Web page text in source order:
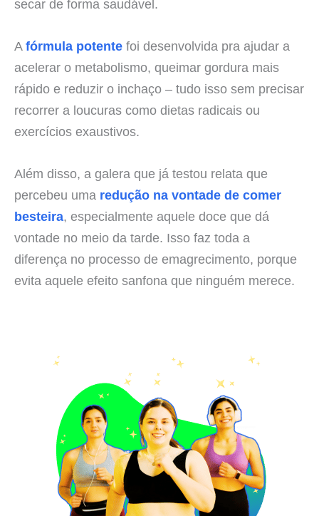
secar de forma saudável.
Afórmula potente foi desenvolvida pra ajudar a
acelerar o metabolismo, queimar gordura mais
rápido e reduzir o inchaço – tudo isso sem precisar
recorrer a loucuras como dietas radicais ou
exercícios exaustivos.
Além disso, a galera que já testou relata que
percebeu uma redução na vontade de comer
besteira, especialmente aquele doce que dá
vontade no meio da tarde. Isso faz toda a
diferença no processo de emagrecimento, porque
evita aquele efeito sanfona que ninguém merece.